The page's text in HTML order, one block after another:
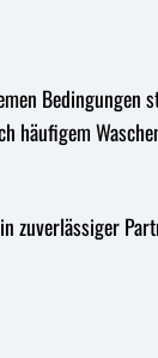
Bedingungen
häufigem
zuverlässiger